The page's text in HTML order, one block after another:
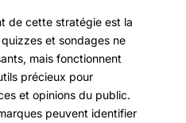
de cette stratégie est la
quizzes et sondages ne
mais fonctionnent
précieux pour
et opinions du public.
peuvent identifier